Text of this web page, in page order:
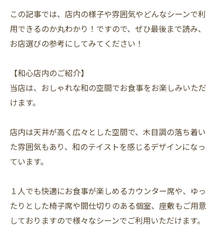
この記事では、店内の様子や雰囲気やどんなシーンで利
用できるのか丸わかり！ですので、ぜひ最後まで読み、
お店選びの参考にしてみてください！
【和心店内のご紹介】
当店は、おしゃれな和の空間でお食事をお楽しみいただ
けます。
店内は天井が高く広々とした空間で、木目調の落ち着い
た雰囲気もあり、和のテイストを感じるデザインになっ
ています。
１人でも快適にお食事が楽しめるカウンター席や、ゆっ
たりとした椅子席や間仕切りのある個室、座敷もご用意
しておりますので様々なシーンでご利用いただけます。